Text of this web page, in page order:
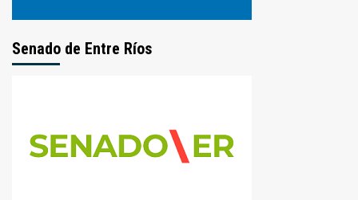
Senado de Entre Ríos